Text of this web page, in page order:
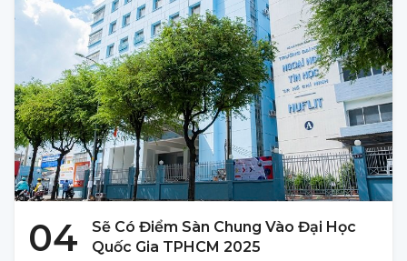
04
Sẽ Có Điểm Sàn Chung Vào Đại Học
Quốc Gia TPHCM 2025